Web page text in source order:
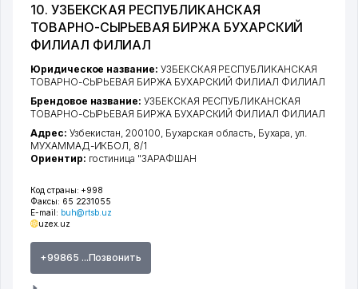
10. УЗБЕКСКАЯ РЕСПУБЛИКАНСКАЯ
ТОВАРНО-СЫРЬЕВАЯ БИРЖА БУХАРСКИЙ
ФИЛИАЛ ФИЛИАЛ
Код страны: +998
Факсы: 65 2231055
E-mail: buh@rtsb.uz
uzex.uz
+99865 ...Позвонить
Юридическое название: УЗБЕКСКАЯ РЕСПУБЛИКАНСКАЯ
ТОВАРНО-СЫРЬЕВАЯ БИРЖА БУХАРСКИЙ ФИЛИАЛ ФИЛИАЛ
Брендовое название: УЗБЕКСКАЯ РЕСПУБЛИКАНСКАЯ
ТОВАРНО-СЫРЬЕВАЯ БИРЖА БУХАРСКИЙ ФИЛИАЛ ФИЛИАЛ
Адрес: Узбекистан, 200100, Бухарская область Бухара ,ул.
МУХАММАД-ИКБОЛ , 8/1
Ориентир: гостиница "ЗАРАФШАН